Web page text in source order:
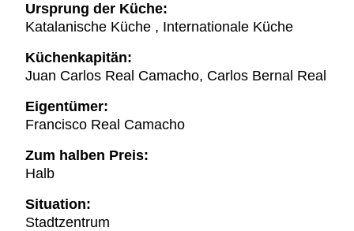
Ursprung der Küche:
Katalanische Küche , Internationale Küche
Küchenkapitän:
Juan Carlos Real Camacho, Carlos Bernal Real
Eigentümer:
Francisco Real Camacho
Zum halben Preis:
Halb
Situation:
Stadtzentrum